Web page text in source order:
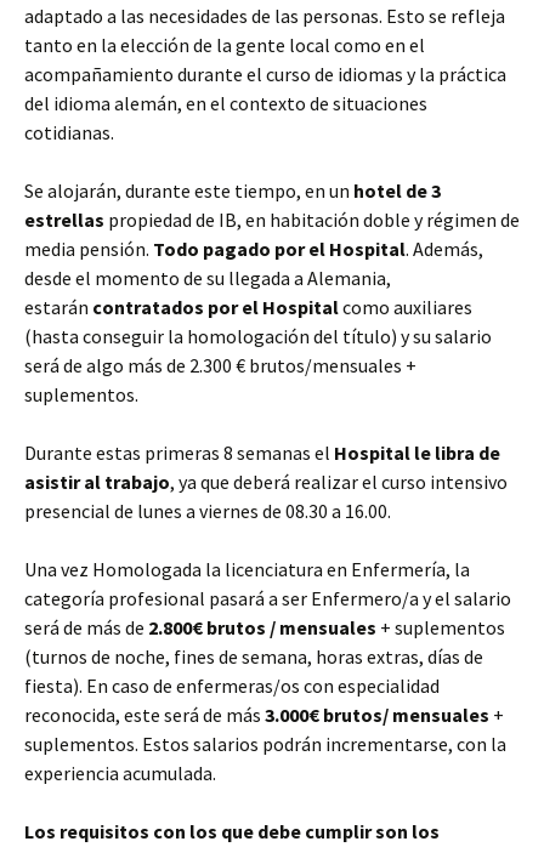
adaptado a las necesidades de las personas. Esto se refleja
tanto en la elección de la gente local como en el
acompañamiento durante el curso de idiomas y la práctica
del idioma alemán, en el contexto de situaciones
cotidianas.
Se alojarán, durante este tiempo, en un hotel de 3
estrellas propiedad de IB, en habitación doble y régimen de
media pensión. Todo pagado por el Hospital. Además,
desde el momento de su llegada a Alemania,
estarán contratados por el Hospitalcomo auxiliares
(hasta conseguir la homologación del título) y su salario
será de algo más de 2.300 € brutos/mensuales +
suplementos.
Durante estas primeras 8 semanas el Hospital le libra de
asistir al trabajo, ya que deberá realizar el curso intensivo
presencial de lunes a viernes de 08.30 a 16.00.
Una vez Homologada la licenciatura en Enfermería, la
categoría profesional pasará a ser Enfermero/a y el salario
será de más de 2.800€ brutos / mensuales + suplementos
(turnos de noche, fines de semana, horas extras, días de
fiesta). En caso de enfermeras/os con especialidad
reconocida, este será de más 3.000€ brutos/ mensuales +
suplementos. Estos salarios podrán incrementarse, con la
experiencia acumulada.
Los requisitos con los que debe cumplir son los